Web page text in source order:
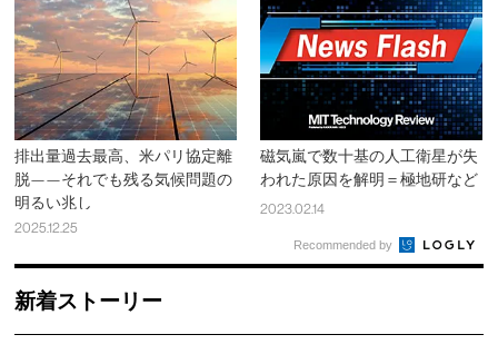
排出量過去最高、米パリ協定離
脱——それでも残る気候問題の
明るい兆し
2025.12.25
磁気嵐で数十基の人工衛星が失
われた原因を解明＝極地研など
2023.02.14
Recommended by
新着ストーリー